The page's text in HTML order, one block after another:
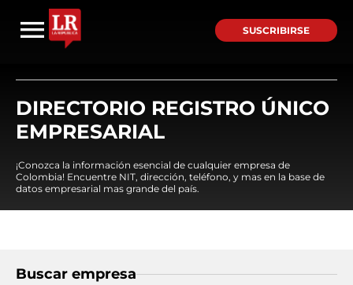
SUSCRIBIRSE
DIRECTORIO REGISTRO ÚNICO
EMPRESARIAL
¡Conozca la información esencial de cualquier empresa de
Colombia! Encuentre NIT, dirección, teléfono, y mas en la base de
datos empresarial mas grande del país.
Buscar empresa